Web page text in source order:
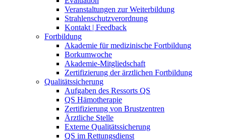
Veranstaltungen zur Weiterbildung
Strahlenschutzverordnung
Kontakt | Feedback
Fortbildung
Akademie für medizinische Fortbildung
Borkumwoche
Akademie-Mitgliedschaft
Zertifizierung der ärztlichen Fortbildung
Qualitätssicherung
Aufgaben des Ressorts QS
QS Hämotherapie
Zertifizierung von Brustzentren
Ärztliche Stelle
Externe Qualitätssicherung
QS im Rettungsdienst